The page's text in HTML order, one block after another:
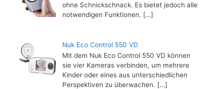
ohne Schnickschnack. Es bietet jedoch alle
notwendigen Funktionen. […]
Nuk Eco Control 550 VD
Mit dem Nuk Eco Control 550 VD können
sie vier Kameras verbinden, um mehrere
Kinder oder eines aus unterschiedlichen
Perspektiven zu überwachen. […]